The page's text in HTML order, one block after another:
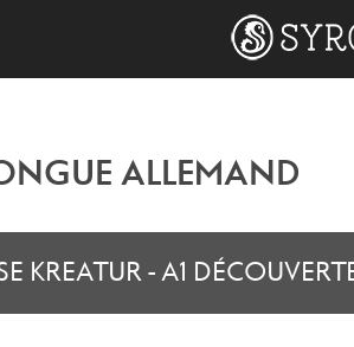
ALLEMAND
KREATUR - A1